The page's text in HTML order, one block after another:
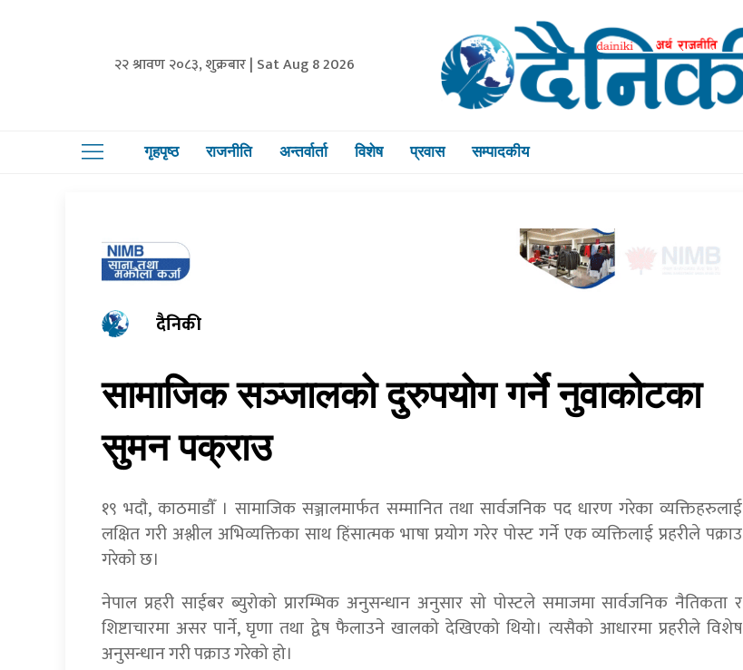
२२ श्रावण २०८३, शुक्रबार | Sat Aug 8 2026
गृहपृष्ठ राजनीति अन्तर्वार्ता विशेष प्रवास सम्पादकीय
दैनिकी
सामाजिक सञ्जालको दुरुपयोग गर्ने नुवाकोटका
सुमन पक्राउ
१९ भदाै, काठमाडाैँ । सामाजिक सञ्जालमार्फत सम्मानित तथा सार्वजनिक पद धारण गरेका व्यक्तिहरुलाई
लक्षित गरी अश्लील अभिव्यक्तिका साथ हिंसात्मक भाषा प्रयोग गरेर पोस्ट गर्ने एक व्यक्तिलाई प्रहरीले पक्राउ
गरेको छ।
नेपाल प्रहरी साईबर ब्युरोको प्रारम्भिक अनुसन्धान अनुसार सो पोस्टले समाजमा सार्वजनिक नैतिकता र
शिष्टाचारमा असर पार्ने, घृणा तथा द्वेष फैलाउने खालको देखिएको थियो। त्यसैको आधारमा प्रहरीले विशेष
अनुसन्धान गरी पक्राउ गरेको हो।